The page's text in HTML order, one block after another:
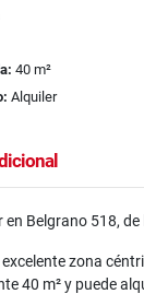
40 m²
Alquiler
en Belgrano 518,
zona
40 m² y puede